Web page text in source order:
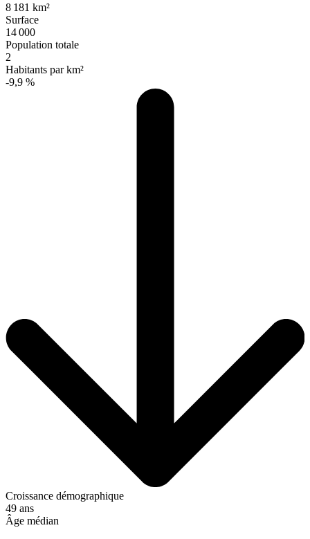
8 181 km²
Surface
14 000
Population totale
2
Habitants par km²
-9,9 %
Croissance démographique
49 ans
Âge médian